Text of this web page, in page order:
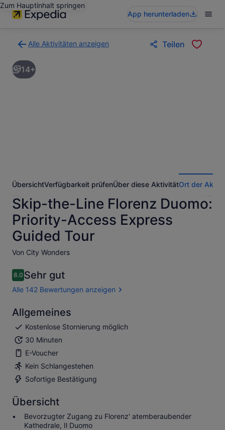
Zum Hauptinhalt springen
App herunterladen
Alle Aktivitäten anzeigen
zur
Ergebnisseite
für
Teilen
14+
ÜbersichtVerfügbarkeit prüfenÜber diese AktivitätOrt der
Skip-the-Line Florenz Duomo:
Priority-Access Express
Guided Tour
Von City Wonders
8.08.0 von 10
Sehr gut
Alle 142 Bewertungen anzeigen
Allgemeines
Kostenlose Stornierung möglich
30 Minuten
E-Voucher
Kein Schlangestehen
Sofortige Bestätigung
Übersicht
Bevorzugter Zugang zu Florenz' atemberaubender
Kathedrale, Il Duomo